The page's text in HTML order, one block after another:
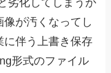
が汚くなってし
に伴う上書き保存
形式のファイル